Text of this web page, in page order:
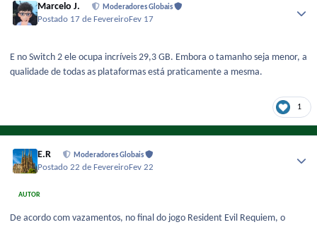
Marcelo J. Moderadores Globais
Postado 17 de FevereiroFev 17
E no Switch 2 ele ocupa incríveis 29,3 GB. Embora o tamanho seja menor, a
qualidade de todas as plataformas está praticamente a mesma.
1
E.R Moderadores Globais
Postado22 de FevereiroFev 22
AUTOR
De acordo com vazamentos, no final do jogo Resident Evil Requiem, o